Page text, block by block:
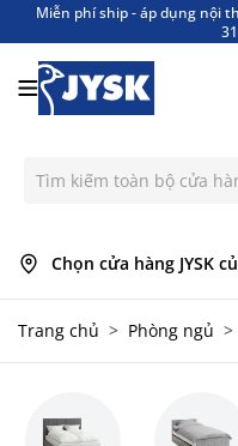
Miễn phí ship - áp dụng nội
Chọn cửa hàng JYSK
Trang chủ > Phòng ngủ >